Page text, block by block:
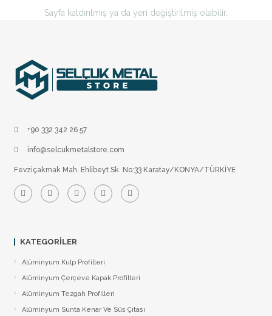
Sayfa kaldırılmış ya da yeri değiştirilmiş olabilir.
+90 332 342 26 57
info@selcukmetalstore.com
Fevziçakmak Mah. Ehlibeyt Sk. No:33 Karatay/KONYA/TÜRKİYE
KATEGORILER
Alüminyum Kulp Profilleri
Alüminyum Çerçeve Kаpаk Profilleri
Alüminyum Tezgah Profilleri
Alüminyum Sunta Kenar Ve Süs Çıtası